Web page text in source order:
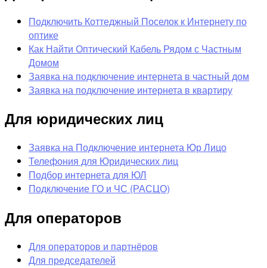
Подключить Коттеджный Поселок к Интернету по
оптике
Как Найти Оптический Кабель Рядом с Частным
Домом
Заявка на подключение интернета в частный дом
Заявка на подключение интернета в квартиру
Для юридических лиц
Заявка на Подключение интернета Юр Лицо
Телефония для Юридических лиц
Подбор интернета для ЮЛ
Подключение ГО и ЧС (РАСЦО)
Для операторов
Для операторов и партнёров
Для председателей